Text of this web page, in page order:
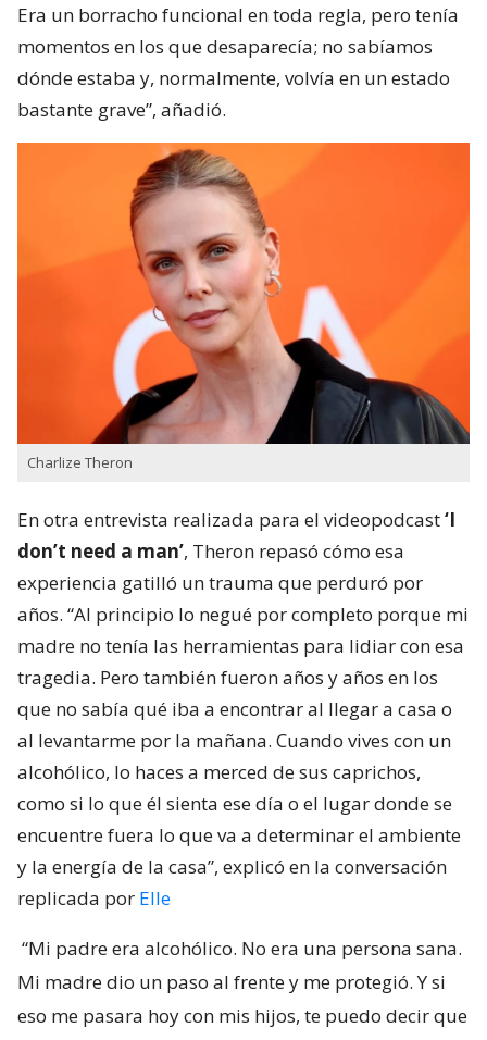
Era un borracho funcional en toda regla, pero tenía
momentos en los que desaparecía; no sabíamos
dónde estaba y, normalmente, volvía en un estado
bastante grave”, añadió.
Charlize Theron
En otra entrevista realizada para el videopodcast‘I
don’t need a man’, Theron repasó cómo esa
experiencia gatilló un trauma que perduró por
años. “Al principio lo negué por completo porque mi
madre no tenía las herramientas para lidiar con esa
tragedia. Pero también fueron años y años en los
que no sabía qué iba a encontrar al llegar a casa o
al levantarme por la mañana. Cuando vives con un
alcohólico, lo haces a merced de sus caprichos,
como si lo que él sienta ese día o el lugar donde se
encuentre fuera lo que va a determinar el ambiente
y la energía de la casa”, explicó en la conversación
replicada por Elle
“Mi padre era alcohólico. No era una persona sana.
Mi madre dio un paso al frente y me protegió. Y si
eso me pasara hoy con mis hijos, te puedo decir que